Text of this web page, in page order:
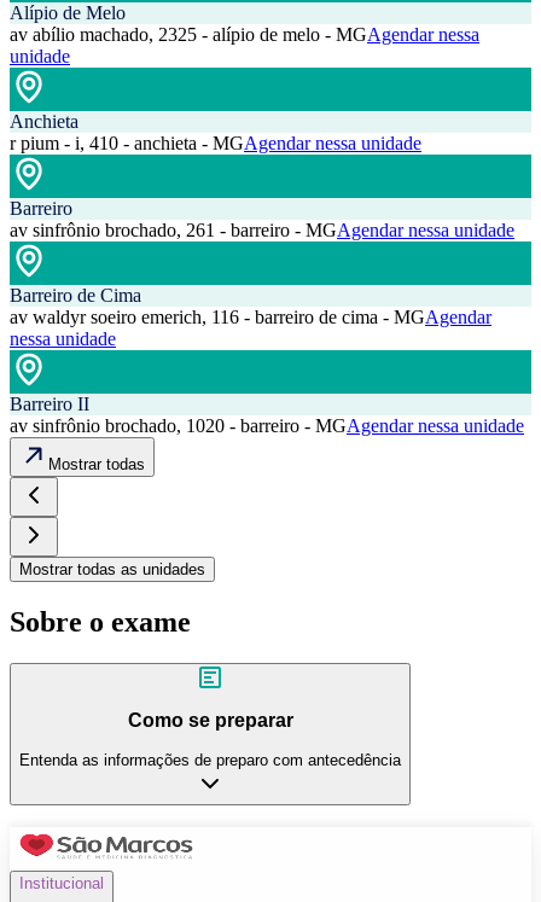
Alípio de Melo
av abílio machado, 2325 - alípio de melo - MGAgendar nessa
unidade
Anchieta
r pium - i, 410 - anchieta - MGAgendar nessa unidade
Barreiro
av sinfrônio brochado, 261 - barreiro - MGAgendar nessa unidade
Barreiro de Cima
av waldyr soeiro emerich, 116 - barreiro de cima - MGAgendar
nessa unidade
Barreiro II
av sinfrônio brochado, 1020 - barreiro - MGAgendar nessa unidade
Mostrar todas
Mostrar todas as unidades
Sobre o exame
Como se preparar
Entenda as informações de preparo com antecedência
Institucional